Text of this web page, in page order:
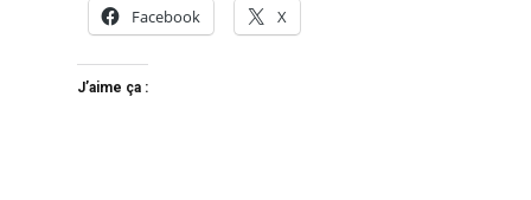
Facebook X
J’aime ça :